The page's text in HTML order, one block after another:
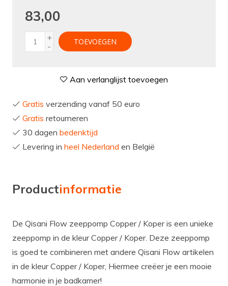
83,00
+
-
TOEVOEGEN
Aan verlanglijst toevoegen
Gratis verzending vanaf 50 euro
Gratis retourneren
30 dagen bedenktijd
Levering in heel Nederland en België
Productinformatie
De Qisani Flow zeeppomp Copper / Koper is een unieke
zeeppomp in de kleur Copper / Koper. Deze zeeppomp
is goed te combineren met andere Qisani Flow artikelen
in de kleur Copper / Koper, Hiermee creëer je een mooie
harmonie in je badkamer!